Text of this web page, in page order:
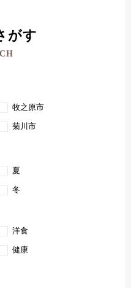
がす
牧之原市
菊川市
夏
冬
洋食
健康